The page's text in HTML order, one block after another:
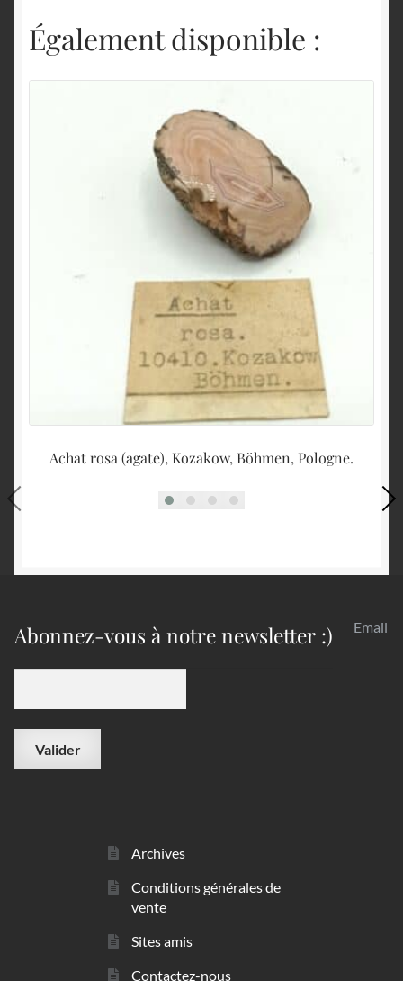
Également disponible :
Achat rosa (agate), Kozakow, Böhmen, Pologne.
Abonnez-vous à notre newsletter :) Email
Archives
Conditions générales de
vente
Sites amis
Contactez-nous